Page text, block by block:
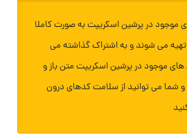
موجود در پرشین اسکریپت به صورت کاملا
تهیه می شوند و به اشتراک گذاشته می
موجود در پرشین اسکریپت متن باز و
شما می توانید از سلامت کدهای درون